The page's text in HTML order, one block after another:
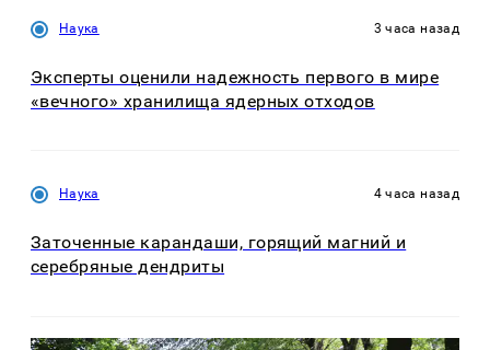
Наука 3 часа назад
Эксперты оценили надежность первого в мире
«вечного» хранилища ядерных отходов
Наука 4 часа назад
Заточенные карандаши, горящий магний и
серебряные дендриты